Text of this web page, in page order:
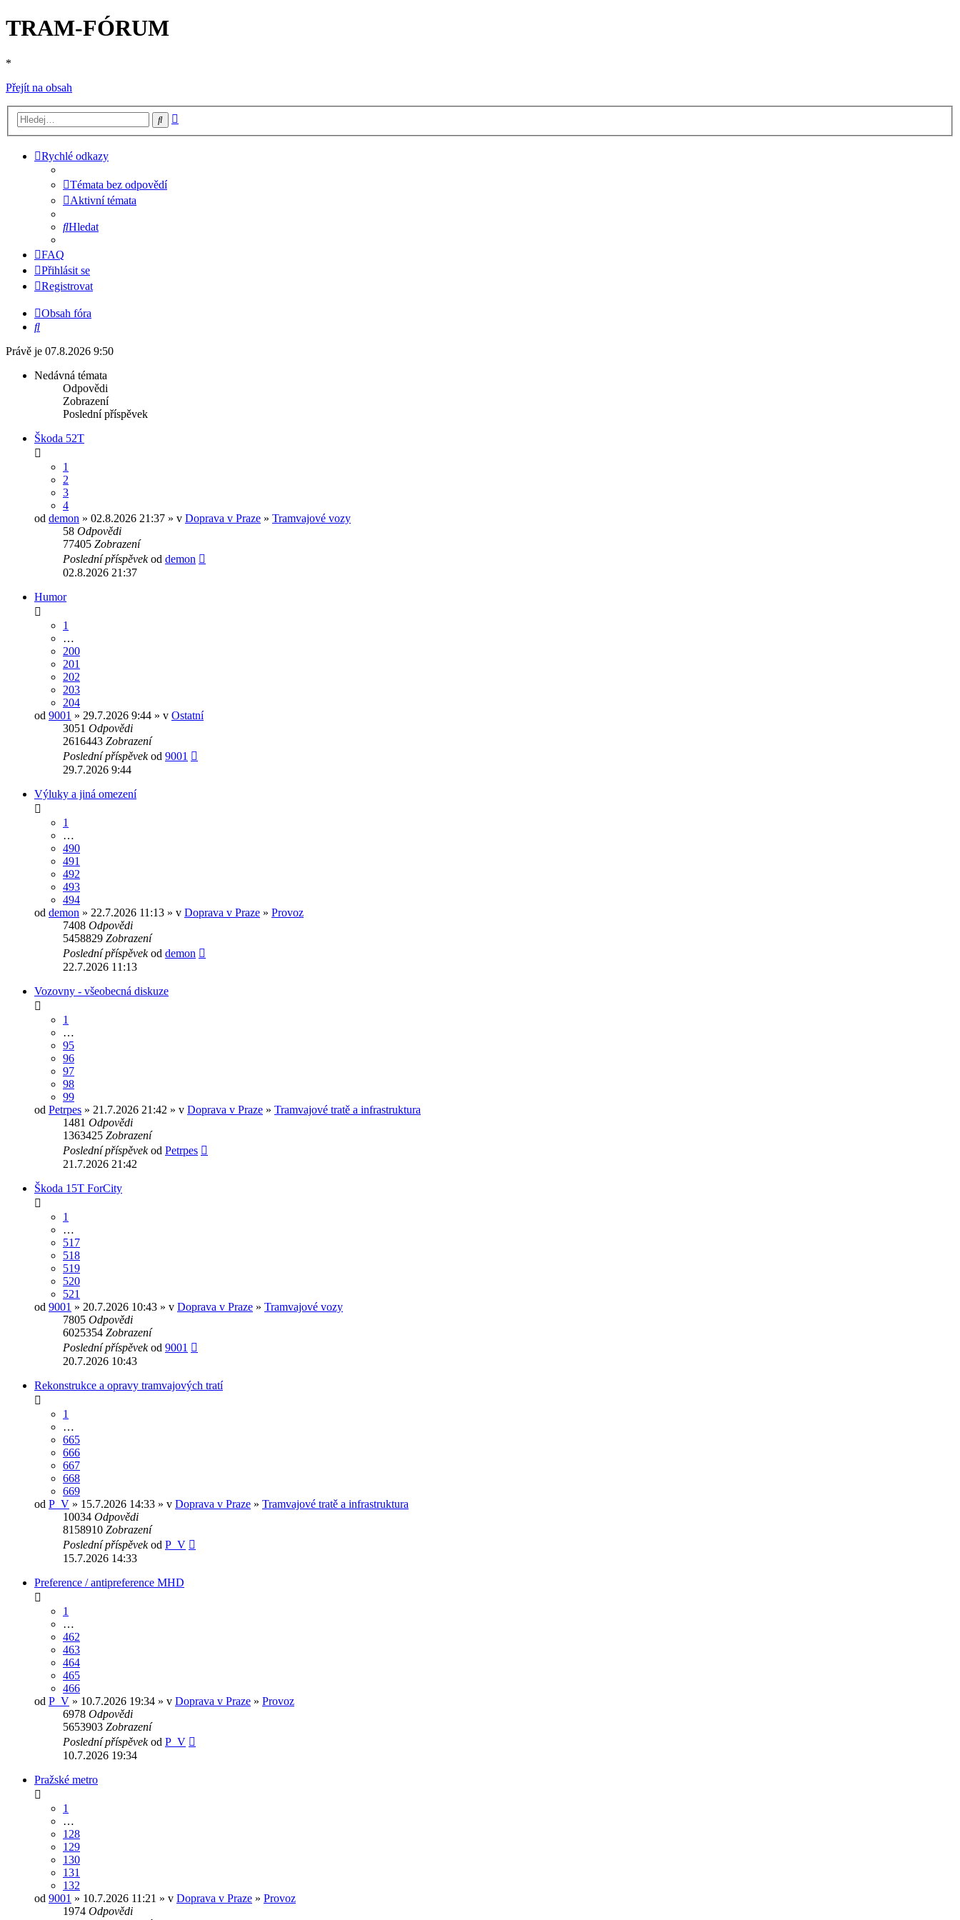
TRAM-FÓRUM
*
Přejít na obsah
Hledat
Rychlé odkazy
Témata bez odpovědí
Aktivní témata
Hledat
FAQ
Přihlásit se
Registrovat
Obsah fóra
Hledat
Právě je 07.8.2026 9:50
Nedávná témata
Odpovědi
Zobrazení
Poslední příspěvek
Škoda 52T
1
2
3
4
od demon » 02.8.2026 21:37 » v Doprava v Praze » Tramvajové vozy
58 Odpovědi
77405 Zobrazení
Poslední příspěvekod demon
02.8.2026 21:37
Humor
1
…
200
201
202
203
204
od 9001 » 29.7.2026 9:44 » v Ostatní
3051 Odpovědi
2616443 Zobrazení
Poslední příspěvekod 9001
29.7.2026 9:44
Výluky a jiná omezení
1
…
490
491
492
493
494
od demon » 22.7.2026 11:13 » v Doprava v Praze » Provoz
7408 Odpovědi
5458829 Zobrazení
Poslední příspěvekod demon
22.7.2026 11:13
Vozovny - všeobecná diskuze
1
…
95
96
97
98
99
od Petrpes » 21.7.2026 21:42 » v Doprava v Praze » Tramvajové tratě a infrastruktura
1481 Odpovědi
1363425 Zobrazení
Poslední příspěvekod Petrpes
21.7.2026 21:42
Škoda 15T ForCity
1
…
517
518
519
520
521
od 9001 » 20.7.2026 10:43 » v Doprava v Praze » Tramvajové vozy
7805 Odpovědi
6025354 Zobrazení
Poslední příspěvekod 9001
20.7.2026 10:43
Rekonstrukce a opravy tramvajových tratí
1
…
665
666
667
668
669
od P_V » 15.7.2026 14:33 » v Doprava v Praze » Tramvajové tratě a infrastruktura
10034 Odpovědi
8158910 Zobrazení
Poslední příspěvekod P_V
15.7.2026 14:33
Preference / antipreference MHD
1
…
462
463
464
465
466
od P_V » 10.7.2026 19:34 » v Doprava v Praze » Provoz
6978 Odpovědi
5653903 Zobrazení
Poslední příspěvekod P_V
10.7.2026 19:34
Pražské metro
1
…
128
129
130
131
132
od 9001 » 10.7.2026 11:21 » v Doprava v Praze » Provoz
1974 Odpovědi